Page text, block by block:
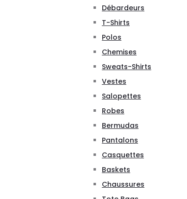
Débardeurs
T-Shirts
Polos
Chemises
Sweats-Shirts
Vestes
Salopettes
Robes
Bermudas
Pantalons
Casquettes
Baskets
Chaussures